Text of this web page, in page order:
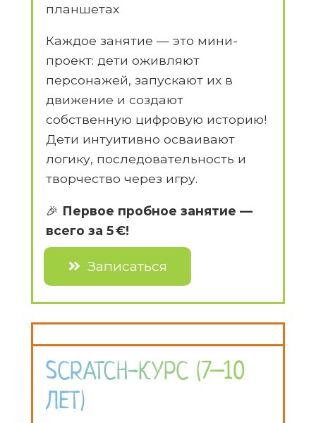
планшетах
Каждое занятие — это мини-
проект: дети оживляют
персонажей, запускают их в
движение и создают
собственную цифровую историю!
Дети интуитивно осваивают
логику, последовательность и
творчество через игру.
🎉 Первое пробное занятие —
всего за 5 €!
Записаться
SCRATCH-КУРС (7–10
ЛЕТ)